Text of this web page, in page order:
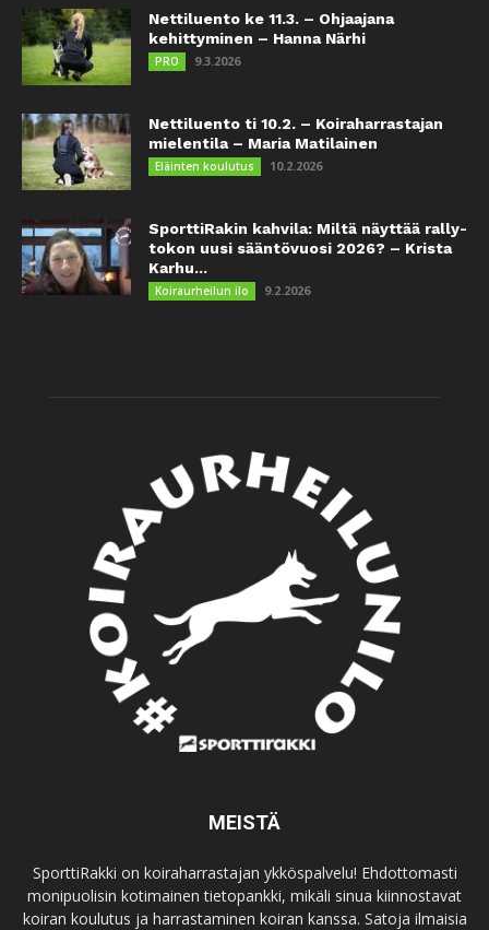
Nettiluento ke 11.3. – Ohjaajana
kehittyminen – Hanna Närhi
PRO 9.3.2026
Nettiluento ti 10.2. – Koiraharrastajan
mielentila – Maria Matilainen
Eläinten koulutus 10.2.2026
SporttiRakin kahvila: Miltä näyttää rally-
tokon uusi sääntövuosi 2026? – Krista
Karhu...
Koiraurheilun ilo 9.2.2026
MEISTÄ
SporttiRakki on koiraharrastajan ykköspalvelu! Ehdottomasti
monipuolisin kotimainen tietopankki, mikäli sinua kiinnostavat
koiran koulutus ja harrastaminen koiran kanssa. Satoja ilmaisia